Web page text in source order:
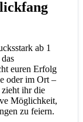
ab 1
euren Erfolg
oder im Ort –
zieht ihr die
Möglichkeit,
zu feiern.